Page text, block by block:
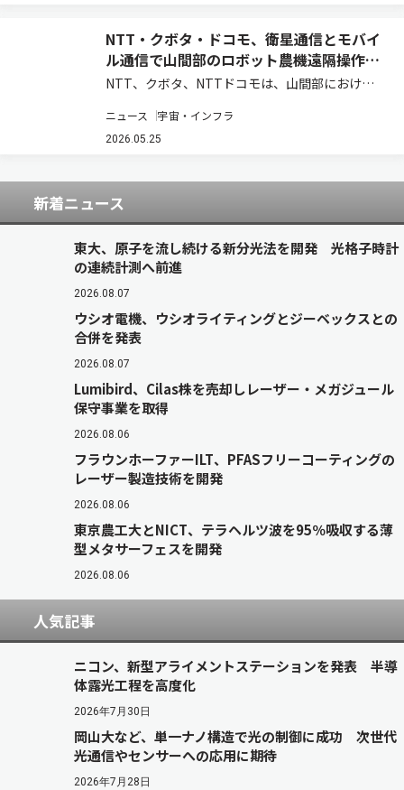
NTT・クボタ・ドコモ、衛星通信とモバイ
ル通信で山間部のロボット農機遠隔操作を
実証
NTT、クボタ、NTTドコモは、山間部における
化と映像伝送の継続性を実現する共同実証実験を
実施し、モバイル通信と衛星通信を組み合わせた
ニュース 宇宙・インフラ
2026.05.25
新着ニュース
東大、原子を流し続ける新分光法を開発 光格子時計
の連続計測へ前進
2026.08.07
ウシオ電機、ウシオライティングとジーベックスとの
合併を発表
2026.08.07
Lumibird、Cilas株を売却しレーザー・メガジュール
保守事業を取得
2026.08.06
フラウンホーファーILT、PFASフリーコーティングの
レーザー製造技術を開発
2026.08.06
東京農工大とNICT、テラヘルツ波を95％吸収する薄
型メタサーフェスを開発
2026.08.06
人気記事
ニコン、新型アライメントステーションを発表 半導
体露光工程を高度化
2026年7月30日
岡山大など、単一ナノ構造で光の制御に成功 次世代
光通信やセンサーへの応用に期待
2026年7月28日